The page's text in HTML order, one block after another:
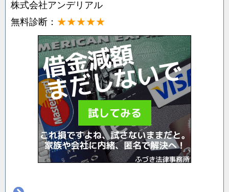
株式会社アンデリアル
無料診断： ★★★★★